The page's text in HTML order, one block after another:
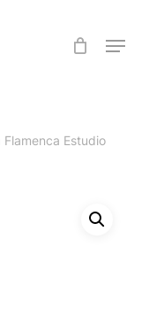
Menu
Flamenca Estudio
Close